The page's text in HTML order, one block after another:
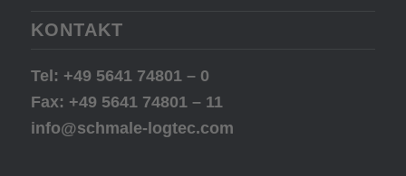
KONTAKT
Tel: +49 5641 74801 – 0
Fax: +49 5641 74801 – 11
info@schmale-logtec.com